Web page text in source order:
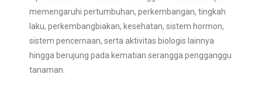
memengaruhi pertumbuhan, perkembangan, tingkah
laku, perkembangbiakan, kesehatan, sistem hormon,
sistem pencernaan, serta aktivitas biologis lainnya
hingga berujung pada kematian serangga pengganggu
tanaman.